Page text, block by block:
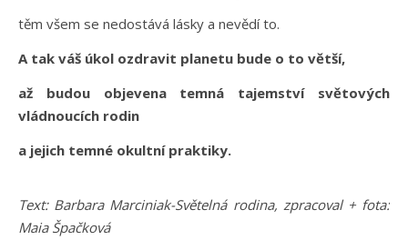
těm všem se nedostává lásky a nevědí to.
A tak váš úkol ozdravit planetu bude o to větší,
až budou objevena temná tajemství světových
vládnoucích rodin
a jejich temné okultní praktiky.
Text: Barbara Marciniak-Světelná rodina, zpracoval + fota:
Maia Špačková